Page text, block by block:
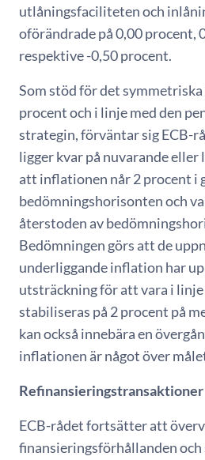
utlåningsfaciliteten och
oförändrade på 0,00 procent,
respektive -0,50 procent.
Som stöd för det
procent och i linje med den
strategin, förväntar sig ECB-
ligger kvar på nuvarande eller
att inflationen når 2 procent i
bedömningshorisonten och
återstoden av
Bedömningen görs att de
underliggande inflation har
utsträckning för att vara i
stabiliseras på 2 procent på
kan också innebära en
inflationen är något över
Refinansieringstransaktioner
ECB-rådet fortsätter att
finansieringsförhållanden